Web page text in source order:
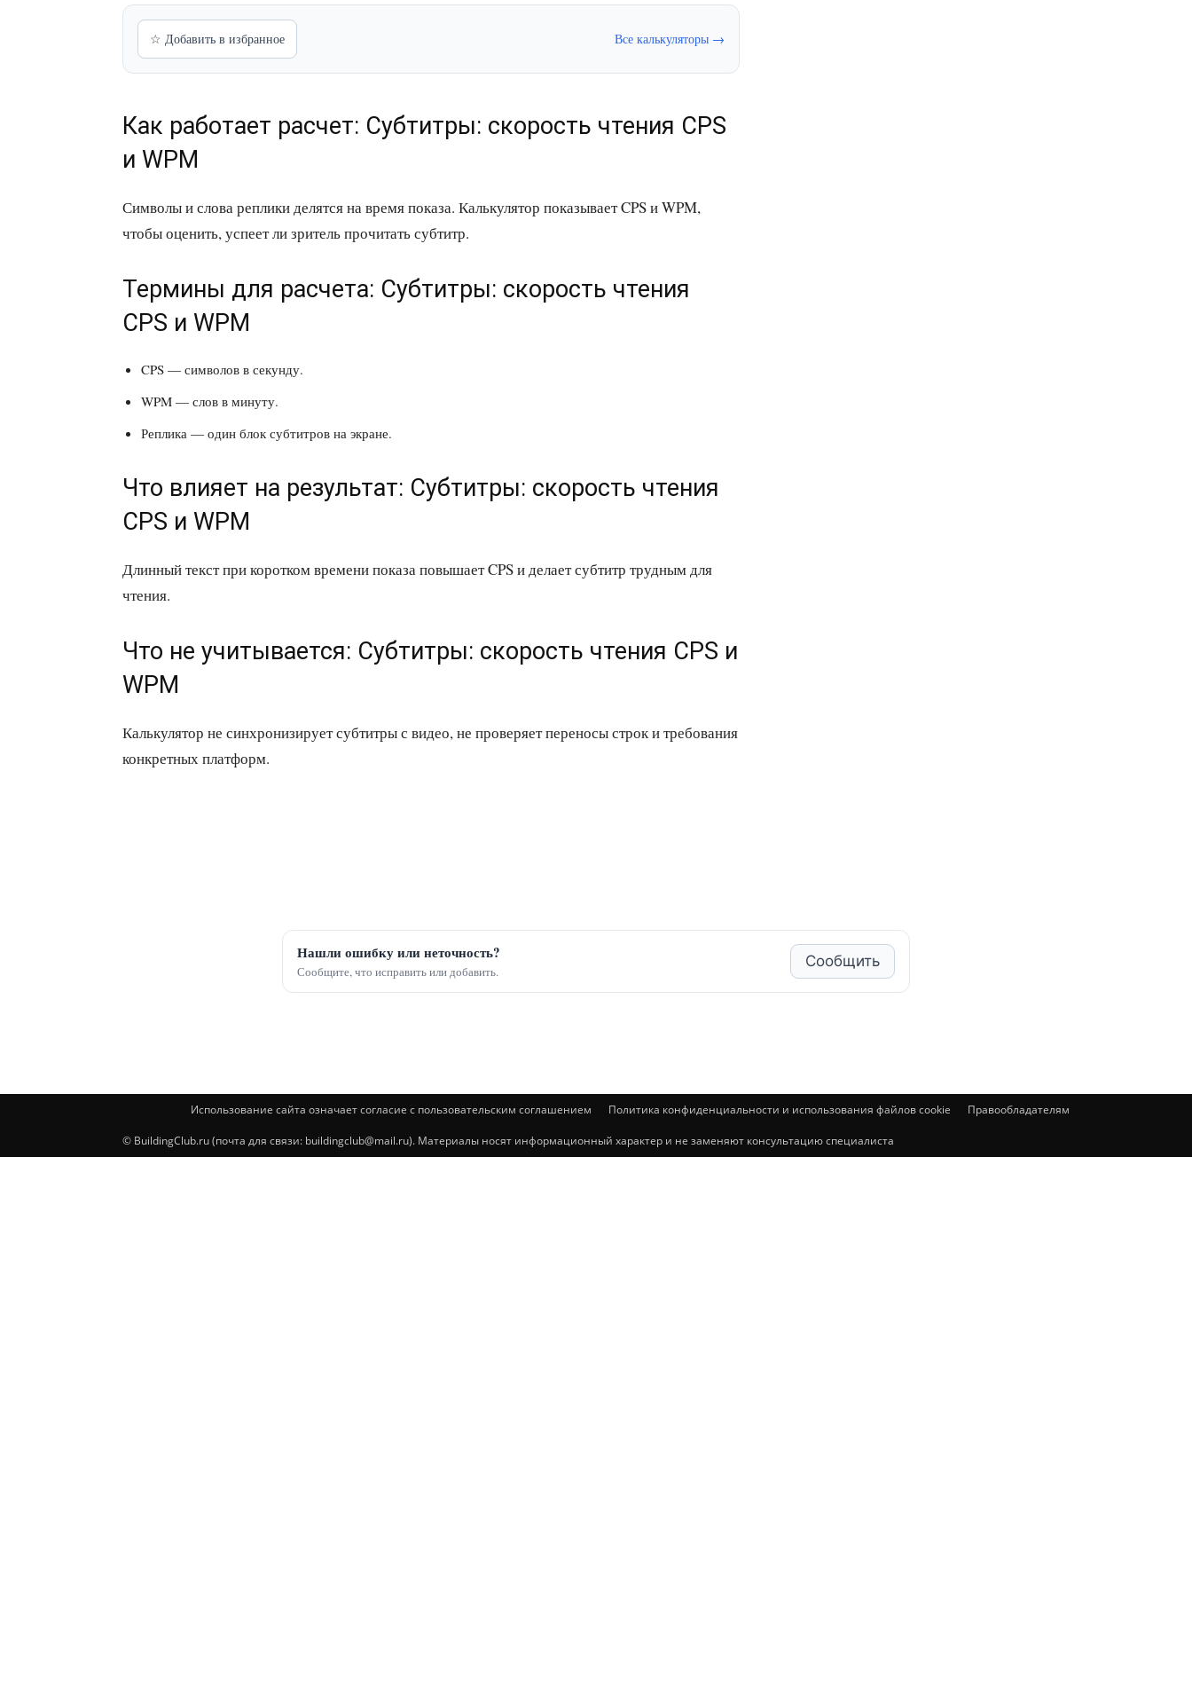
☆ Добавить в избранное Все калькуляторы →
Как работает расчет: Субтитры: скорость чтения CPS
и WPM
Символы и слова реплики делятся на время показа. Калькулятор показывает CPS и WPM,
чтобы оценить, успеет ли зритель прочитать субтитр.
Термины для расчета: Субтитры: скорость чтения
CPS и WPM
CPS — символов в секунду.
WPM — слов в минуту.
Реплика — один блок субтитров на экране.
Что влияет на результат: Субтитры: скорость чтения
CPS и WPM
Длинный текст при коротком времени показа повышает CPS и делает субтитр трудным для
чтения.
Что не учитывается: Субтитры: скорость чтения CPS и
WPM
Калькулятор не синхронизирует субтитры с видео, не проверяет переносы строк и требования
конкретных платформ.
Нашли ошибку или неточность?
Сообщите, что исправить или добавить.
Сообщить
Использование сайта означает согласие с пользовательским соглашением Политика конфиденциальности и использования файлов cookie Правообладателям
© BuildingClub.ru (почта для связи: buildingclub@mail.ru). Материалы носят информационный характер и не заменяют консультацию специалиста